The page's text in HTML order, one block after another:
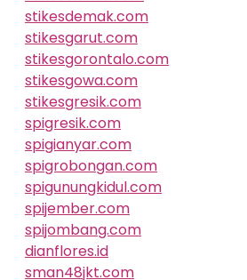
stikesdemak.com
stikesgarut.com
stikesgorontalo.com
stikesgowa.com
stikesgresik.com
spigresik.com
spigianyar.com
spigrobongan.com
spigunungkidul.com
spijember.com
spijombang.com
dianflores.id
sman48jkt.com